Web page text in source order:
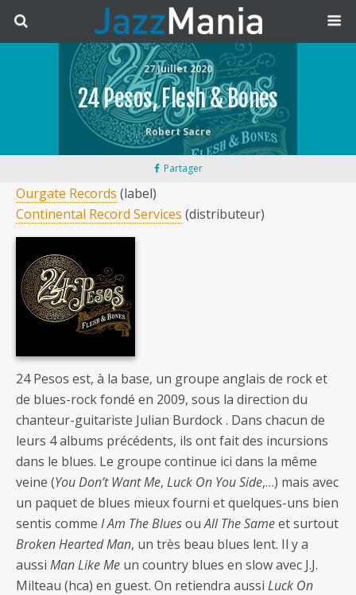
27 Juillet 2020
24 Pesos, Flesh & Bones
Robert Sacre
Partager
Ourgate Records (label)
Continental Record Services (distributeur)
24 Pesos est, à la base, un groupe anglais de rock et
de blues-rock fondé en 2009, sous la direction du
chanteur-guitariste Julian Burdock . Dans chacun de
leurs 4 albums précédents, ils ont fait des incursions
dans le blues. Le groupe continue ici dans la même
veine (You Don’t Want Me, Luck On You Side,…) mais avec
un paquet de blues mieux fourni et quelques-uns bien
sentis comme I Am The BluesouAll The Sameet surtout
Broken Hearted Man, un très beau blues lent. Il y a
aussi Man Like Me un country blues en slow avec J.J.
Milteau (hca) en guest. On retiendra aussi Luck On